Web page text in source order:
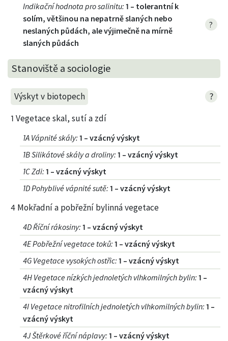
Indikační hodnota pro salinitu: 1 – tolerantní k
solím, většinou na nepatrně slaných nebo
neslaných půdách, ale výjimečně na mírně
slaných půdách
?
Stanoviště a sociologie
Výskyt v biotopech ?
1 Vegetace skal, sutí a zdí
1A Vápnité skály: 1 – vzácný výskyt
1B Silikátové skály a droliny: 1 – vzácný výskyt
1C Zdi: 1 – vzácný výskyt
1D Pohyblivé vápnité sutě: 1 – vzácný výskyt
4 Mokřadní a pobřežní bylinná vegetace
4D Říční rákosiny: 1 – vzácný výskyt
4E Pobřežní vegetace toků: 1 – vzácný výskyt
4G Vegetace vysokých ostřic: 1 – vzácný výskyt
4H Vegetace nízkých jednoletých vlhkomilných bylin: 1 –
vzácný výskyt
4I Vegetace nitrofilních jednoletých vlhkomilných bylin: 1 –
vzácný výskyt
4J Štěrkové říční náplavy: 1 – vzácný výskyt